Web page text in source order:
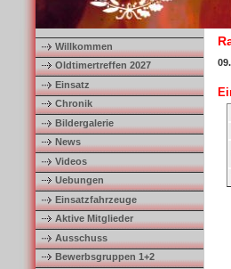
Willkommen
Oldtimertreffen 2027
Einsatz
Chronik
Bildergalerie
News
Videos
Uebungen
Einsatzfahrzeuge
Aktive Mitglieder
Ausschuss
Bewerbsgruppen 1+2